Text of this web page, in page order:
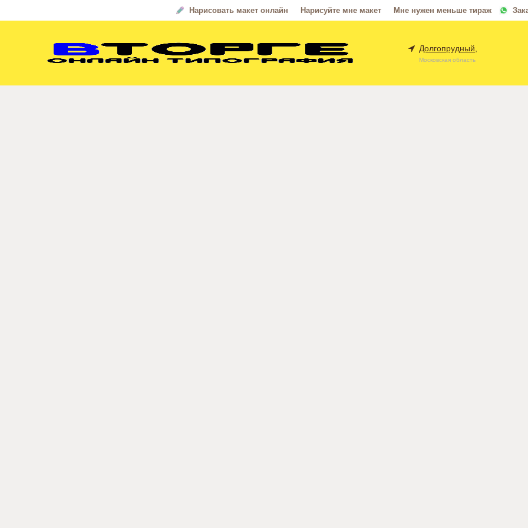
Нарисовать макет онлайн Нарисуйте мне макет Мне нужен меньше тираж
Долгопрудный,
Московская область